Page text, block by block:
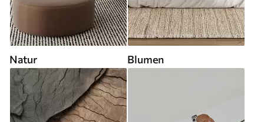
Natur Blumen